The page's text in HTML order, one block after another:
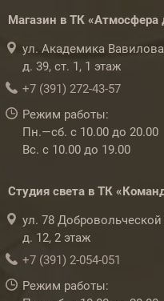
Магазин в ТК «Атмосфера
ул. Академика
д. 39, ст. 1, 1 этаж
+7 (391) 272-43-57
Режим работы:
Пн.—сб. с 10.00 до 20.00
Вс. с 10.00 до 19.00
Студия света в ТК
ул. 78
д. 12, 2 этаж
+7 (391) 2-054-051
Режим работы: